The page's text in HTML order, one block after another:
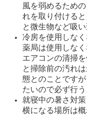
風を弱めるため
れを取り付ける
と微生物など吸
冷房を使用しな
薬局は使用しな
エアコンの清掃
と掃除前の汚れ
態とのことです
たいので必ず行
就寝中の暑さ対
横になる場所は